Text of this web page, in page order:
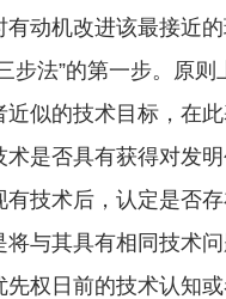
动机改进该最接近
步法”的第一步。原
似的技术目标，在
是否具有获得对发
技术后，认定是否
与其具有相同技术
权日前的技术认知